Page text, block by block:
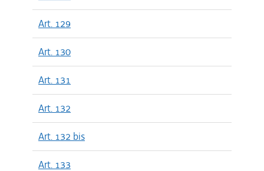
Art. 129
Art. 130
Art. 131
Art. 132
Art. 132 bis
Art. 133